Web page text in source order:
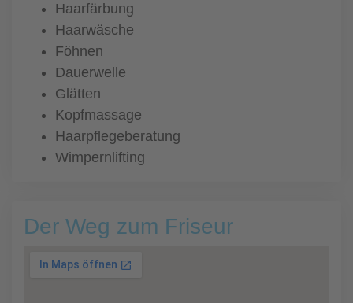
Haarfärbung
Haarwäsche
Föhnen
Dauerwelle
Glätten
Kopfmassage
Haarpflegeberatung
Wimpernlifting
Der Weg zum Friseur